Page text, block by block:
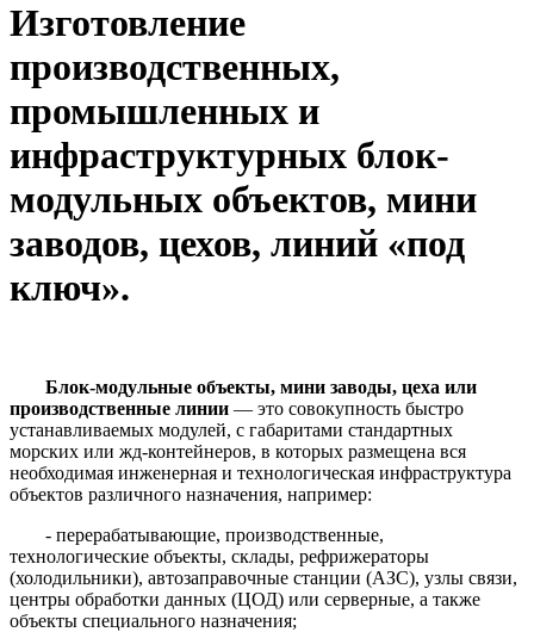
Изготовление
производственных,
промышленных и
инфраструктурных блок-
модульных объектов, мини
заводов, цехов, линий «под
ключ».
Блок-модульные объекты, мини заводы, цеха или
производственные линии — это совокупность быстро
устанавливаемых модулей, с габаритами стандартных
морских или жд-контейнеров, в которых размещена вся
необходимая инженерная и технологическая инфраструктура
объектов различного назначения, например:
- перерабатывающие, производственные,
технологические объекты, склады, рефрижераторы
(холодильники), автозаправочные станции (АЗС), узлы связи,
центры обработки данных (ЦОД) или серверные, а также
объекты специального назначения;